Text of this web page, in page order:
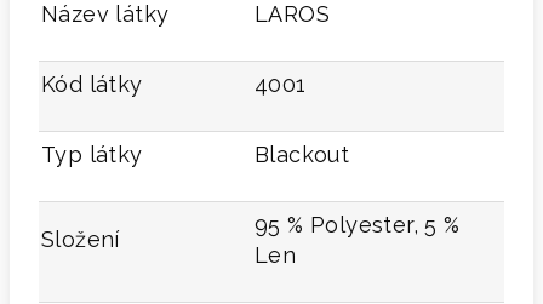
Název látky LAROS
Kód látky 4001
Typ látky Blackout
Složení
95 % Polyester, 5 %
Len